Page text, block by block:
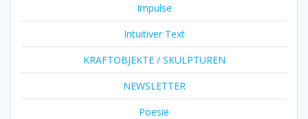
Impulse
Intuitiver Text
KRAFTOBJEKTE / SKULPTUREN
NEWSLETTER
Poesie